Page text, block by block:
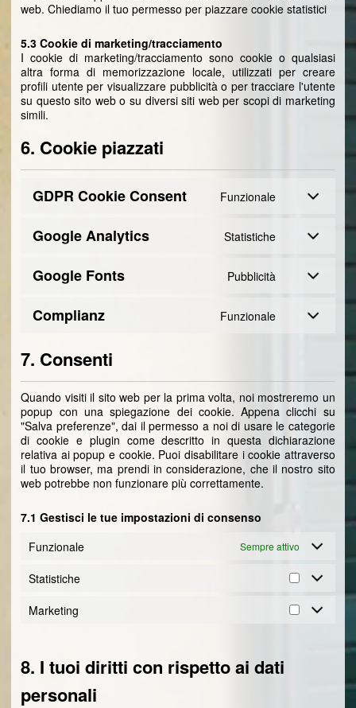
web. Chiediamo il tuo permesso per piazzare cookie statistici
5.3 Cookie di marketing/tracciamento
I cookie di marketing/tracciamento sono cookie o qualsiasi
altra forma di memorizzazione locale, utilizzati per creare
profili utente per visualizzare pubblicità o per tracciare l'utente
su questo sito web o su diversi siti web per scopi di marketing
simili.
6. Cookie piazzati
GDPR Cookie Consent Funzionale
Google Analytics Statistiche
Google Fonts Pubblicità
Complianz Funzionale
7. Consenti
Quando visiti il sito web per la prima volta, noi mostreremo un
popup con una spiegazione dei cookie. Appena clicchi su
"Salva preferenze", dai il permesso a noi di usare le categorie
di cookie e plugin come descritto in questa dichiarazione
relativa ai popup e cookie. Puoi disabilitare i cookie attraverso
il tuo browser, ma prendi in considerazione, che il nostro sito
web potrebbe non funzionare più correttamente.
7.1 Gestisci le tue impostazioni di consenso
Funzionale
Sempre attivo
Statistiche
Marketing
8. I tuoi diritti con rispetto ai dati
personali